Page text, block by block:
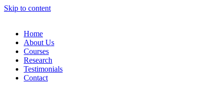
Skip to content
Home
About Us
Courses
Research
Testimonials
Contact